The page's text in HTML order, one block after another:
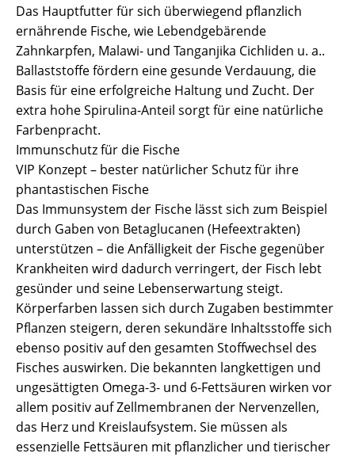
Das Hauptfutter für sich überwiegend pflanzlich
ernährende Fische, wie Lebendgebärende
Zahnkarpfen, Malawi- und Tanganjika Cichliden u. a..
Ballaststoffe fördern eine gesunde Verdauung, die
Basis für eine erfolgreiche Haltung und Zucht. Der
extra hohe Spirulina-Anteil sorgt für eine natürliche
Farbenpracht.
Immunschutz für die Fische
VIP Konzept – bester natürlicher Schutz für ihre
phantastischen Fische
Das Immunsystem der Fische lässt sich zum Beispiel
durch Gaben von Betaglucanen (Hefeextrakten)
unterstützen – die Anfälligkeit der Fische gegenüber
Krankheiten wird dadurch verringert, der Fisch lebt
gesünder und seine Lebenserwartung steigt.
Körperfarben lassen sich durch Zugaben bestimmter
Pflanzen steigern, deren sekundäre Inhaltsstoffe sich
ebenso positiv auf den gesamten Stoffwechsel des
Fisches auswirken. Die bekannten langkettigen und
ungesättigten Omega-3- und 6-Fettsäuren wirken vor
allem positiv auf Zellmembranen der Nervenzellen,
das Herz und Kreislaufsystem. Sie müssen als
essenzielle Fettsäuren mit pflanzlicher und tierischer